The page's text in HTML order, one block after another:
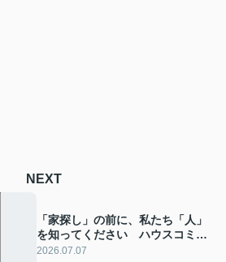
NEXT
「家探し」の前に、私たち「人」
を知ってください ハウスコミッ
ト富里スタッフについて
2026.07.07